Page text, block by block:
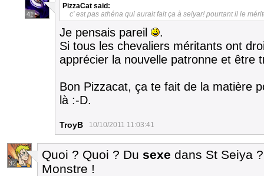
41
PizzaCat said:
c' est pas athéna qui aurait fait ça à seiyar! pourtant il le
Je pensais pareil
.
Si tous les chevaliers méritants ont
apprécier la nouvelle patronne et être
Bon Pizzacat, ça te fait de la matière
là :-D.
TroyB 10/10/2011 11:03:41
32
Quoi ? Quoi ? Du sexe dans St Seiya
Monstre !